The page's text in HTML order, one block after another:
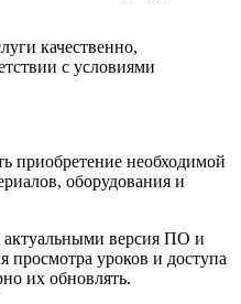
качественно,
с условиями
приобретение необходимой
оборудования и
актуальными версия ПО и
просмотра уроков и доступа
их обновлять.